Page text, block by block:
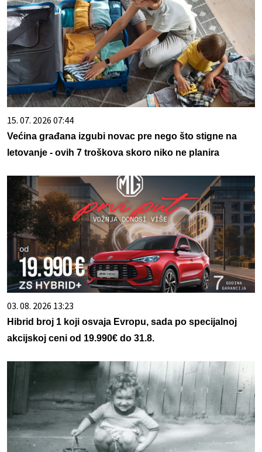
15. 07. 2026 07:44
Većina građana izgubi novac pre nego što stigne na
letovanje - ovih 7 troškova skoro niko ne planira
03. 08. 2026 13:23
Hibrid broj 1 koji osvaja Evropu, sada po specijalnoj
akcijskoj ceni od 19.990€ do 31.8.